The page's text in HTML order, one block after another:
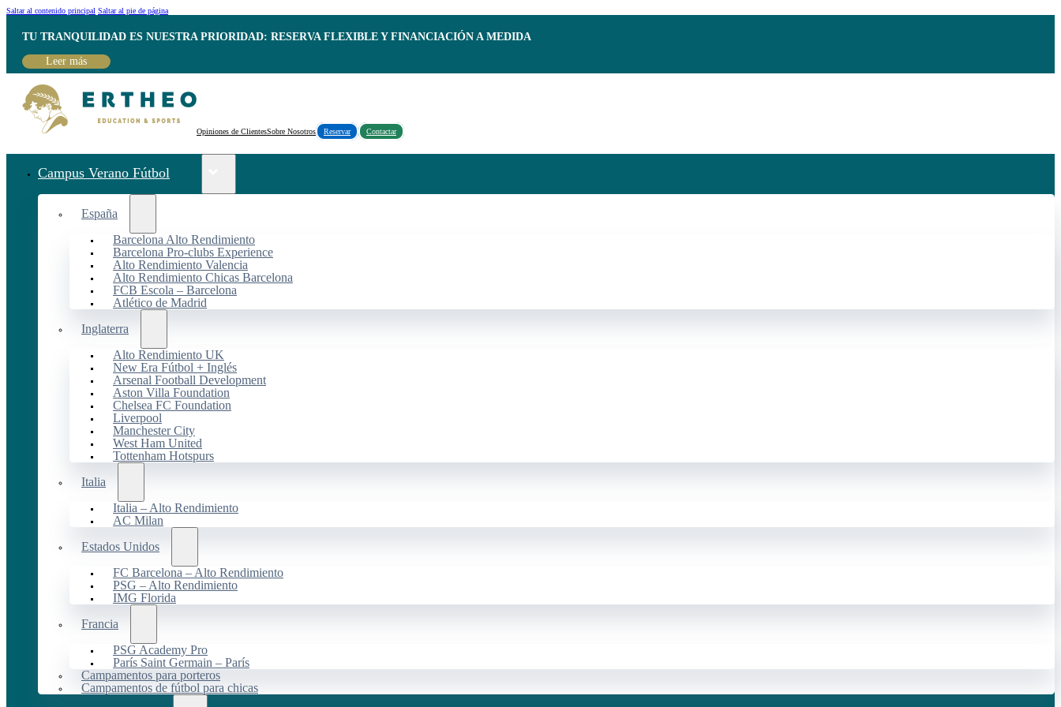
Saltar al contenido principal Saltar al pie de página
TU TRANQUILIDAD ES NUESTRA PRIORIDAD: RESERVA FLEXIBLE Y FINANCIACIÓN A MEDIDA
Leer más
Opiniones de ClientesSobre Nosotros Reservar Contactar
Campus Verano Fútbol
España
Barcelona Alto Rendimiento
Barcelona Pro-clubs Experience
Alto Rendimiento Valencia
Alto Rendimiento Chicas Barcelona
FCB Escola – Barcelona
Atlético de Madrid
Inglaterra
Alto Rendimiento UK
New Era Fútbol + Inglés
Arsenal Football Development
Aston Villa Foundation
Chelsea FC Foundation
Liverpool
Manchester City
West Ham United
Tottenham Hotspurs
Italia
Italia – Alto Rendimiento
AC Milan
Estados Unidos
FC Barcelona – Alto Rendimiento
PSG – Alto Rendimiento
IMG Florida
Francia
PSG Academy Pro
París Saint Germain – París
Campamentos para porteros
Campamentos de fútbol para chicas